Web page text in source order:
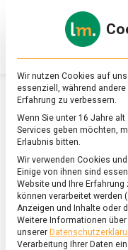
SCHLAGWORT:
Wir nutzen Cookies auf
essenziell, während
Erfahrung zu verbessern.
Wenn Sie unter 16 Jahre
Services geben möchten,
Erlaubnis bitten.
Wir verwenden Cookies
Einige von ihnen sind
Website und Ihre Erfahrung
können verarbeitet werden
Anzeigen und Inhalte oder
Weitere Informationen über
unserer
Verarbeitung Ihrer Daten